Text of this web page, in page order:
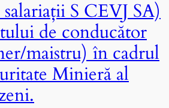
S CEVJ SA)
de conducător
maistru) în cadrul
Minieră al